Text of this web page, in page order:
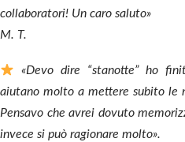
collaboratori! Un caro saluto»
M. T.
«Devo dire “stanotte” ho
aiutano molto a mettere subito le
Pensavo che avrei dovuto
invece si può ragionare molto».